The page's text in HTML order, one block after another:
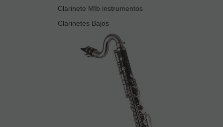
Clarinete MIb instrumentos
Clarinetes Bajos